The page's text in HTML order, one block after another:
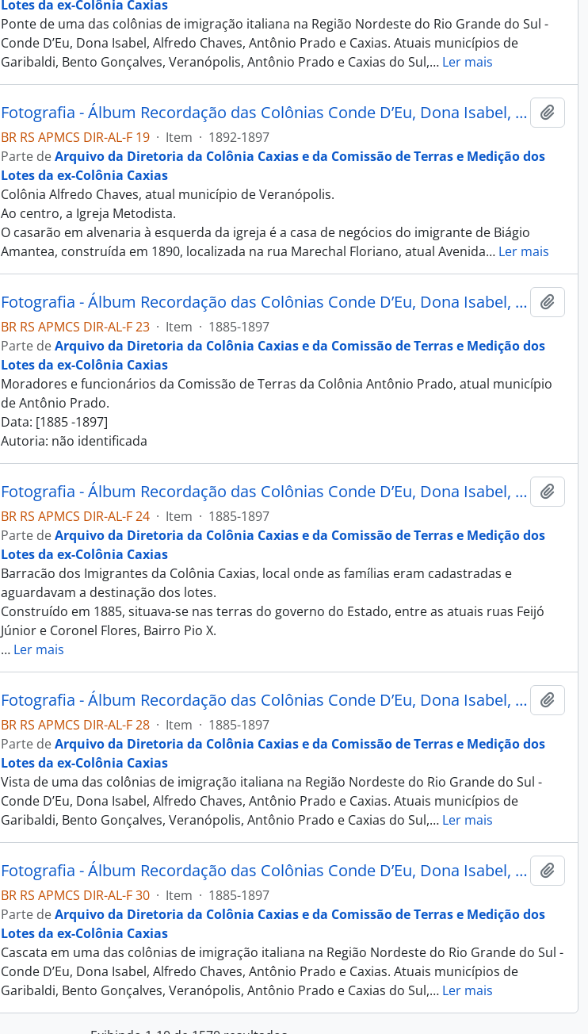
Lotes da ex-Colônia Caxias
Ponte de uma das colônias de imigração italiana na Região Nordeste do Rio Grande do Sul -
Conde D’Eu, Dona Isabel, Alfredo Chaves, Antônio Prado e Caxias. Atuais municípios de
Garibaldi, Bento Gonçalves, Veranópolis, Antônio Prado e Caxias do Sul,… Ler mais
Fotografia - Álbum Recordação das Colônias Conde D’Eu, Dona Isabel, Alfredo Chaves, Antonio Prado e Caxias
BR RS APMCS DIR-AL-F 19 · Item · 1892-1897
Parte deArquivo da Diretoria da Colônia Caxias e da Comissão de Terras e Medição dos
Lotes da ex-Colônia Caxias
Colônia Alfredo Chaves, atual município de Veranópolis.
Ao centro, a Igreja Metodista.
O casarão em alvenaria à esquerda da igreja é a casa de negócios do imigrante de Biágio
Amantea, construída em 1890, localizada na rua Marechal Floriano, atual Avenida… Ler mais
Fotografia - Álbum Recordação das Colônias Conde D’Eu, Dona Isabel, Alfredo Chaves, Antonio Prado e Caxias
BR RS APMCS DIR-AL-F 23 · Item · 1885-1897
Parte deArquivo da Diretoria da Colônia Caxias e da Comissão de Terras e Medição dos
Lotes da ex-Colônia Caxias
Moradores e funcionários da Comissão de Terras da Colônia Antônio Prado, atual município
de Antônio Prado.
Data: [1885 -1897]
Autoria: não identificada
Fotografia - Álbum Recordação das Colônias Conde D’Eu, Dona Isabel, Alfredo Chaves, Antonio Prado e Caxias
BR RS APMCS DIR-AL-F 24 · Item · 1885-1897
Parte deArquivo da Diretoria da Colônia Caxias e da Comissão de Terras e Medição dos
Lotes da ex-Colônia Caxias
Barracão dos Imigrantes da Colônia Caxias, local onde as famílias eram cadastradas e
aguardavam a destinação dos lotes.
Construído em 1885, situava-se nas terras do governo do Estado, entre as atuais ruas Feijó
Júnior e Coronel Flores, Bairro Pio X.
… Ler mais
Fotografia - Álbum Recordação das Colônias Conde D’Eu, Dona Isabel, Alfredo Chaves, Antonio Prado e Caxias
BR RS APMCS DIR-AL-F 28 · Item · 1885-1897
Parte deArquivo da Diretoria da Colônia Caxias e da Comissão de Terras e Medição dos
Lotes da ex-Colônia Caxias
Vista de uma das colônias de imigração italiana na Região Nordeste do Rio Grande do Sul -
Conde D’Eu, Dona Isabel, Alfredo Chaves, Antônio Prado e Caxias. Atuais municípios de
Garibaldi, Bento Gonçalves, Veranópolis, Antônio Prado e Caxias do Sul,… Ler mais
Fotografia - Álbum Recordação das Colônias Conde D’Eu, Dona Isabel, Alfredo Chaves, Antonio Prado e Caxias
BR RS APMCS DIR-AL-F 30 · Item · 1885-1897
Parte deArquivo da Diretoria da Colônia Caxias e da Comissão de Terras e Medição dos
Lotes da ex-Colônia Caxias
Cascata em uma das colônias de imigração italiana na Região Nordeste do Rio Grande do Sul -
Conde D’Eu, Dona Isabel, Alfredo Chaves, Antônio Prado e Caxias. Atuais municípios de
Garibaldi, Bento Gonçalves, Veranópolis, Antônio Prado e Caxias do Sul,… Ler mais